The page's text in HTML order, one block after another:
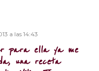
a las 14:43
para ella ya me
una receta